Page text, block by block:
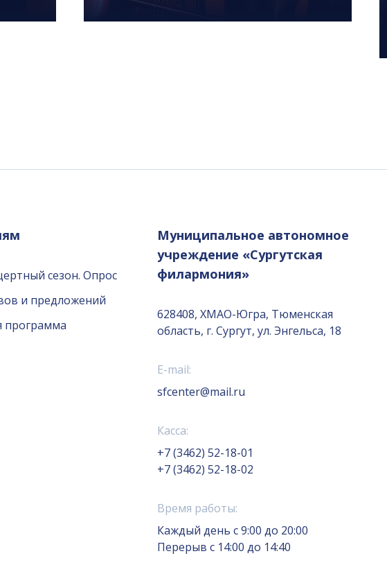
сезон. Опрос
и предложений
программа
Муниципальное автономное
учреждение «Сургутская
филармония»
628408, ХМАО-Югра, Тюменская
область, г. Сургут, ул. Энгельса, 18
E-mail:
sfcenter@mail.ru
Касса:
+7 (3462) 52-18-01
+7 (3462) 52-18-02
Время работы:
Каждый день с 9:00 до 20:00
Перерыв с 14:00 до 14:40